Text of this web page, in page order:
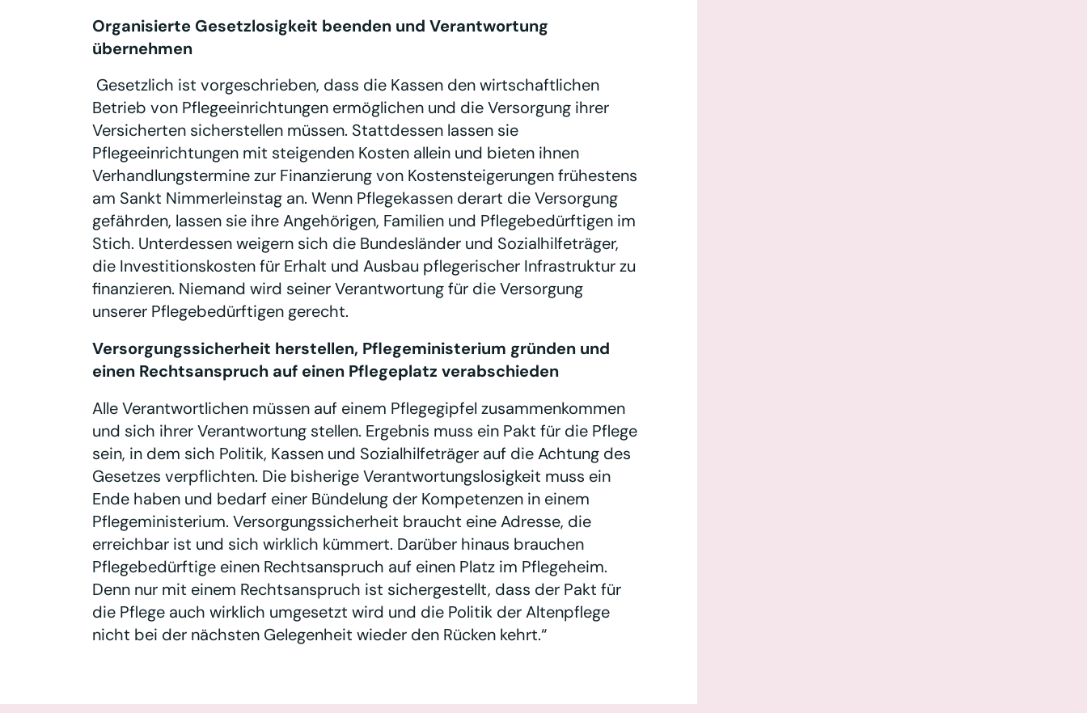
Organisierte Gesetzlosigkeit beenden und Verantwortung
übernehmen
Gesetzlich ist vorgeschrieben, dass die Kassen den wirtschaftlichen
Betrieb von Pflegeeinrichtungen ermöglichen und die Versorgung ihrer
Versicherten sicherstellen müssen. Stattdessen lassen sie
Pflegeeinrichtungen mit steigenden Kosten allein und bieten ihnen
Verhandlungstermine zur Finanzierung von Kostensteigerungen frühestens
am Sankt Nimmerleinstag an. Wenn Pflegekassen derart die Versorgung
gefährden, lassen sie ihre Angehörigen, Familien und Pflegebedürftigen im
Stich. Unterdessen weigern sich die Bundesländer und Sozialhilfeträger,
die Investitionskosten für Erhalt und Ausbau pflegerischer Infrastruktur zu
finanzieren. Niemand wird seiner Verantwortung für die Versorgung
unserer Pflegebedürftigen gerecht.
Versorgungssicherheit herstellen, Pflegeministerium gründen und
einen Rechtsanspruch auf einen Pflegeplatz verabschieden
Alle Verantwortlichen müssen auf einem Pflegegipfel zusammenkommen
und sich ihrer Verantwortung stellen. Ergebnis muss ein Pakt für die Pflege
sein, in dem sich Politik, Kassen und Sozialhilfeträger auf die Achtung des
Gesetzes verpflichten. Die bisherige Verantwortungslosigkeit muss ein
Ende haben und bedarf einer Bündelung der Kompetenzen in einem
Pflegeministerium. Versorgungssicherheit braucht eine Adresse, die
erreichbar ist und sich wirklich kümmert. Darüber hinaus brauchen
Pflegebedürftige einen Rechtsanspruch auf einen Platz im Pflegeheim.
Denn nur mit einem Rechtsanspruch ist sichergestellt, dass der Pakt für
die Pflege auch wirklich umgesetzt wird und die Politik der Altenpflege
nicht bei der nächsten Gelegenheit wieder den Rücken kehrt.“